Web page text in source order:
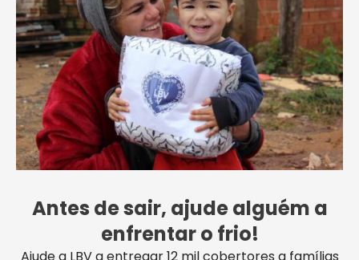
Na Cidade Verde, a LBV realiza, desde 1963, o seu
trabalho socioassistencial. Por meio de atividades
lúdicas, recreativas, esportivas e educativas,
promove conhecimento, troca de experiências e
convívio social, contribuindo para a participação dos
atendidos na sociedade.
>Centro Comunitário de Assistência Social José
de Paiva Netto, da LBV:Rua João Patrício de
Antes de sair, ajude alguém a
enfrentar o frio!